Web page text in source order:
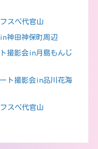
スぺ代官山
神田神保町周辺
撮影会in月島もんじ
ト撮影会in品川花海
スぺ代官山